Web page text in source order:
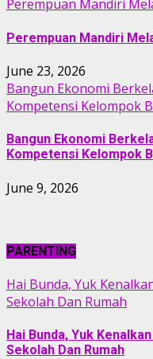
Perempuan Mandiri
Perempuan Mandiri
June 23, 2026
Bangun Ekonomi
Kompetensi Kelompok
Bangun Ekonomi
Kompetensi Kelompok
June 9, 2026
PARENTING
Hai Bunda, Yuk
Sekolah Dan Rumah
Hai Bunda, Yuk
Sekolah Dan Rumah